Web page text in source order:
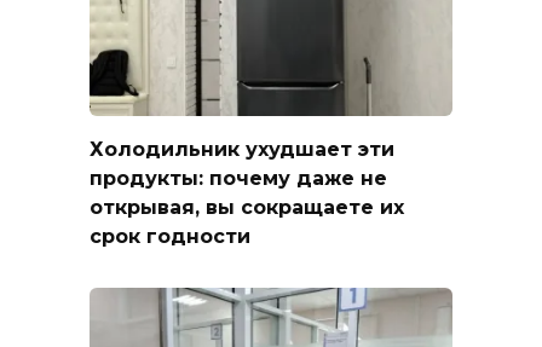
Холодильник ухудшает эти
продукты: почему даже не
открывая, вы сокращаете их
срок годности